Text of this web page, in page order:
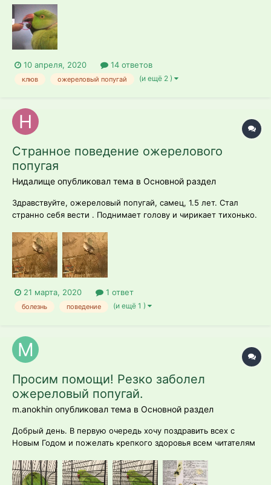
кормила его мягкими фруктами и давала уже заранее
расколотый корм. Он сам научился раскалывать зерна,
семечки. Питается сам. Кусает у...
10 апреля, 2020 14 ответов
клюв ожереловый попугай (и ещё 2 )
Странное поведение ожерелового
попугая
Нидалище опубликовал тема в Основной раздел
Здравствуйте, ожереловый попугай, самец, 1.5 лет. Стал
странно себя вести . Поднимает голову и чирикает тихонько.
в поведении не наблюдается. Может , кто подскажет что с
ним? Спасибо заранее.
21 марта, 2020 1 ответ
болезнь поведение (и ещё 1 )
Просим помощи! Резко заболел
ожереловый попугай.
m.anokhin опубликовал тема в Основной раздел
Добрый день. В первую очередь хочу поздравить всех с
Новым Годом и пожелать крепкого здоровья всем читателям
зовут Аркаша. Живёт он с нами на протяжении семи месяцев
с первых дней нашей семейной жизни. Не смотря на